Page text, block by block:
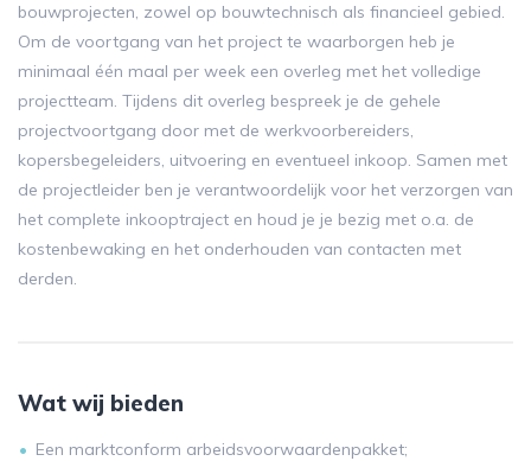
bouwprojecten, zowel op bouwtechnisch als financieel gebied.
Om de voortgang van het project te waarborgen heb je
minimaal één maal per week een overleg met het volledige
projectteam. Tijdens dit overleg bespreek je de gehele
projectvoortgang door met de werkvoorbereiders,
kopersbegeleiders, uitvoering en eventueel inkoop. Samen met
de projectleider ben je verantwoordelijk voor het verzorgen van
het complete inkooptraject en houd je je bezig met o.a. de
kostenbewaking en het onderhouden van contacten met
derden.
Wat wij bieden
Een marktconform arbeidsvoorwaardenpakket;